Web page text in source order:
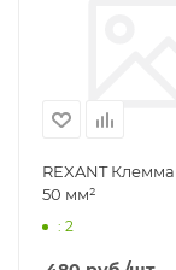
REXANT Клемма
50 мм²
: 2